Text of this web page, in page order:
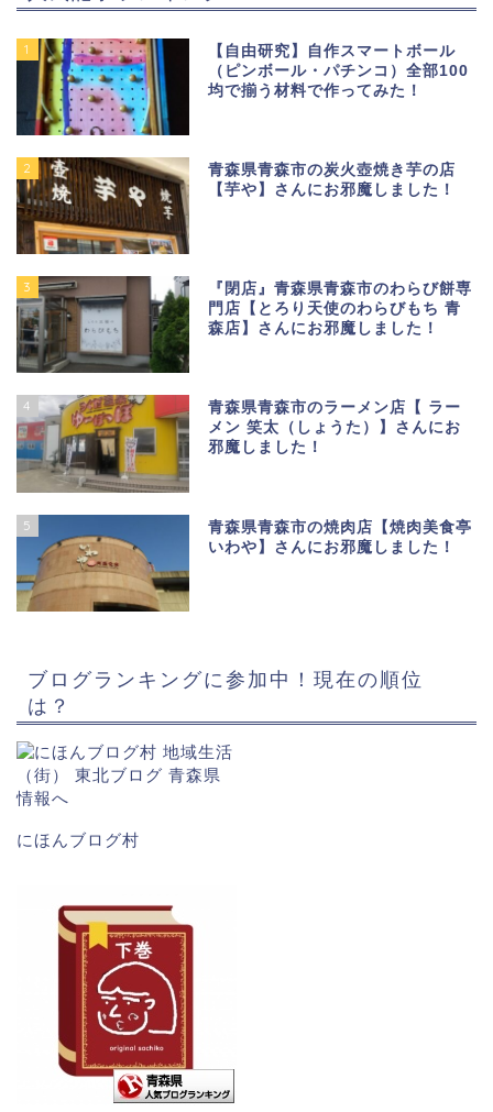
1
【自由研究】自作スマートボール
（ピンボール・パチンコ）全部100
均で揃う材料で作ってみた！
2
青森県青森市の炭火壺焼き芋の店
【芋や】さんにお邪魔しました！
3
『閉店』青森県青森市のわらび餅専
門店【とろり天使のわらびもち 青
森店】さんにお邪魔しました！
4
青森県青森市のラーメン店【 ラー
メン 笑太（しょうた）】さんにお
邪魔しました！
5
青森県青森市の焼肉店【焼肉美食亭
いわや】さんにお邪魔しました！
ブログランキングに参加中！現在の順位
は？
にほんブログ村